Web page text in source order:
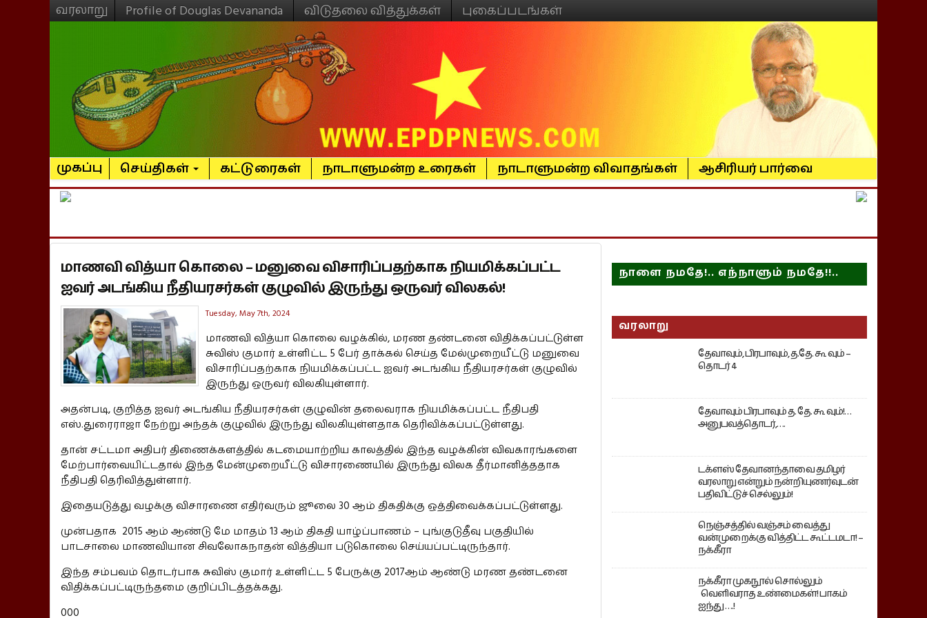
வரலாறு Profile of Douglas Devananda விடுதலை வித்துக்கள் புகைப்படங்கள்
முகப்பு செய்திகள் கட்டுரைகள் நாடாளுமன்ற உரைகள் நாடாளுமன்ற விவாதங்கள் ஆசிரியர் பார்வை
மாணவி வித்யா கொலை – மனுவை விசாரிப்பதற்காக நியமிக்கப்பட்ட
ஐவர் அடங்கிய நீதியரசர்கள் குழுவில் இருந்து ஒருவர் விலகல்!
Tuesday, May 7th, 2024
மாணவி வித்யா கொலை வழக்கில், மரண தண்டனை விதிக்கப்பட்டுள்ள
சுவிஸ் குமார் உள்ளிட்ட 5 பேர் தாக்கல் செய்த மேல்முறையீட்டு மனுவை
விசாரிப்பதற்காக நியமிக்கப்பட்ட ஐவர் அடங்கிய நீதியரசர்கள் குழுவில்
இருந்து ஒருவர் விலகியுள்ளார்.
அதன்படி, குறித்த ஐவர் அடங்கிய நீதியரசர்கள் குழுவின் தலைவராக நியமிக்கப்பட்ட நீதிபதி
எஸ்.துரைராஜா நேற்று அந்தக் குழுவில் இருந்து விலகியுள்ளதாக தெரிவிக்கப்பட்டுள்ளது.
தான் சட்டமா அதிபர் திணைக்களத்தில் கடமையாற்றிய காலத்தில் இந்த வழக்கின் விவகாரங்களை
மேற்பார்வையிட்டதால் இந்த மேன்முறையீட்டு விசாரணையில் இருந்து விலக தீர்மானித்ததாக
நீதிபதி தெரிவித்துள்ளார்.
இதையடுத்து வழக்கு விசாரணை எதிர்வரும் ஜூலை 30 ஆம் திகதிக்கு ஒத்திவைக்கப்பட்டுள்ளது.
முன்பதாக 2015 ஆம் ஆண்டு மே மாதம் 13 ஆம் திகதி யாழ்ப்பாணம் – புங்குடுதீவு பகுதியில்
பாடசாலை மாணவியான சிவலோகநாதன் வித்தியா படுகொலை செய்யப்பட்டிருந்தார்.
இந்த சம்பவம் தொடர்பாக சுவிஸ் குமார் உள்ளிட்ட 5 பேருக்கு 2017ஆம் ஆண்டு மரண தண்டனை
விதிக்கப்பட்டிருந்தமை குறிப்பிடத்தக்கது.
000
நாளை நமதே!.. எந்நாளும் நமதே!!..
வரலாறு
தேவாவும், பிரபாவும், த.தே. கூ வும் –
தொடர் 4
தேவாவும் பிரபாவும் த. தே. கூ வும்!…
அனுபவத்தொடர்,….
டக்ளஸ் தேவானந்தாவை தமிழர்
வரலாறு என்றும் நன்றியுணர்வுடன்
பதிவிட்டுச் செல்லும்!
நெஞ்சத்தில் வஞ்சம் வைத்து
வன்முறைக்கு வித்திட்ட கூட்டமடா! –
நக்கீரா
நக்கீரா முகநூல் சொல்லும்
வெளிவராத உண்மைகள்! பாகம்
ஐந்து ….!